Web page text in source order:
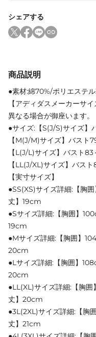
シェアする
商品説明
●素材:綿70%/ポリエステ
【アディダスメーカーサ
異なる場合が御座います。
●サイズ:【S(J/S)サイズ
【M(J/M)サイズ】バス
【L(J/L)サイズ】バスト
【LL(J/XL)サイズ】バス
【実寸サイズ】
●SS(XS)サイズ詳細:【胸
丈】19cm
●Sサイズ詳細:【胸囲】
19cm
●Mサイズ詳細:【胸囲】
20cm
●Lサイズ詳細:【胸囲】
20cm
●LL(XL)サイズ詳細:【胸
丈】20cm
●3L(2XL)サイズ詳細:【胸
丈】21cm